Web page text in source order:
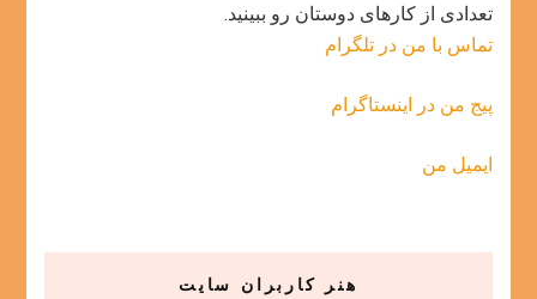
تعدادی از کارهای دوستان رو ببینید.
تماس با من در تلگرام
پیج من در اینستاگرام
ایمیل من
هنر کاربران سایت